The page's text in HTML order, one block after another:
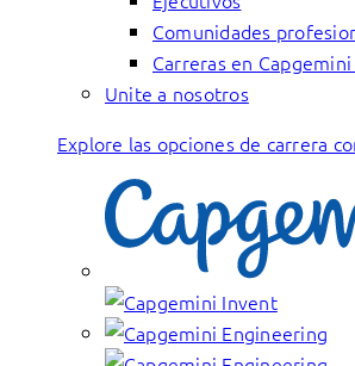
Comunidades
Carreras en
Unite a nosotros
Explore las opciones de carrera